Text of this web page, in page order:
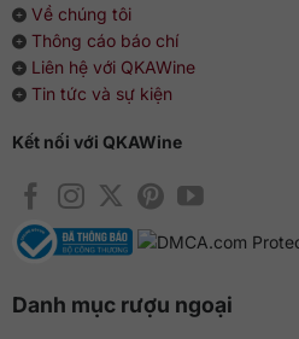
Về chúng tôi
Thông cáo báo chí
Liên hệ với QKAWine
Tin tức và sự kiện
Kết nối với QKAWine
Danh mục rượu ngoại